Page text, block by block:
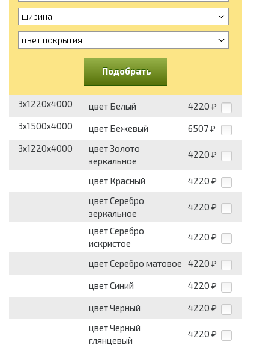
ширина
цвет покрытия
Подобрать
3x1220x4000 цвет Белый 4220 ₽
3x1500x4000 цвет Бежевый 6507 ₽
3x1220x4000
цвет Золото
зеркальное
4220 ₽
цвет Красный 4220 ₽
цвет Серебро
зеркальное
4220 ₽
цвет Серебро
искристое
4220 ₽
цвет Серебро матовое 4220 ₽
цвет Синий 4220 ₽
цвет Черный 4220 ₽
цвет Черный
глянцевый
4220 ₽